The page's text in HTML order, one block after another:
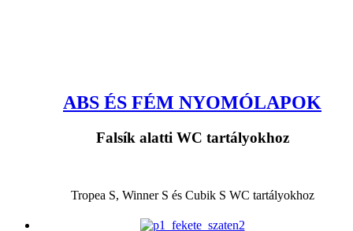
ABS ÉS FÉM NYOMÓLAPOK
Falsík alatti WC tartályokhoz
Tropea S, Winner S és Cubik S WC tartályokhoz